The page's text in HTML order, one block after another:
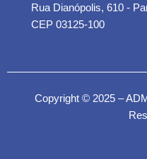
Rua Dianópolis, 610 -
CEP 03125-100
Copyright © 2025 –